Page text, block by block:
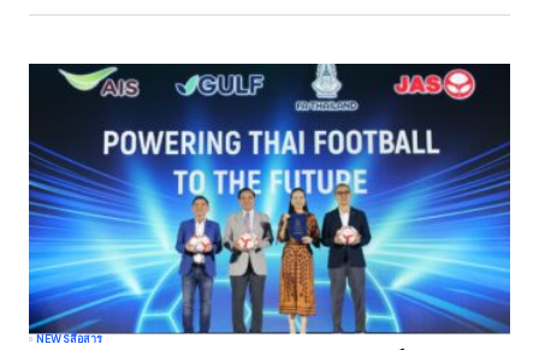
Submit Comment
NEWSสื่อสาร